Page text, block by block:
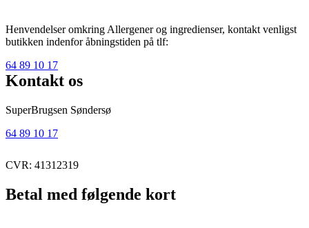
Henvendelser omkring Allergener og ingredienser, kontakt venligst
butikken indenfor åbningstiden på tlf:
64 89 10 17
Kontakt os
SuperBrugsen Søndersø
64 89 10 17
CVR: 41312319
Betal med følgende kort